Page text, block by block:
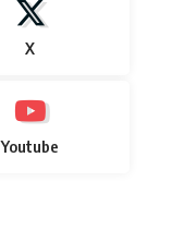
X
Youtube